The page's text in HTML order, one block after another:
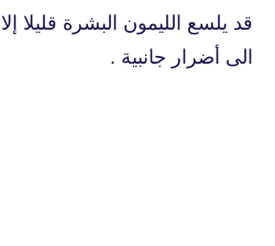
قد يلسع الليمون البشرة قليلا
الى أضرار جانبية .